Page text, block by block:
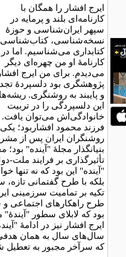
ایرج افشار را همگان با
کارنامه‌ای بلند و پرمایه در
سپهر ایران‌شناسی و حوزۀ
نسخه‌شناسی، کتاب‌شناسی
کتابداری می‌شناسیم. اما در
کارنامۀ او من چهره‌ای دیگر
می‌دیدم. برای من ایرج
پژوهشگری بود دلسپردۀ
و پایبند به روشنگری.
این دلسپردگی را در تربیت
خانوادگی‌اش می‌توان یافت.
فرزند محمود افشاربود؛ یکی
روشنگران ایران پس از
بنیانگذار مجلۀ "آینده"
تأثیرگذاری بر فرایند
"آینده" این بود که نه تنها
بلکه با طرح گفتمانی
تکیه بر تمامیت سرزمینی
طرح راهکارهای اجتماعی
بود که لابلای سطور
ایرج افشار نیز در ادامۀ
سال‌های سال به همان هدفی
که سرآخر مجبور به تعطیل